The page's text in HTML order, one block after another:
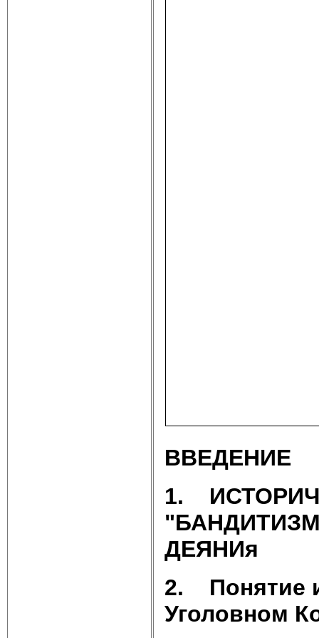
ВВЕДЕНИЕ
1.
ДЕЯНИя
2. Понятие
Уголовном